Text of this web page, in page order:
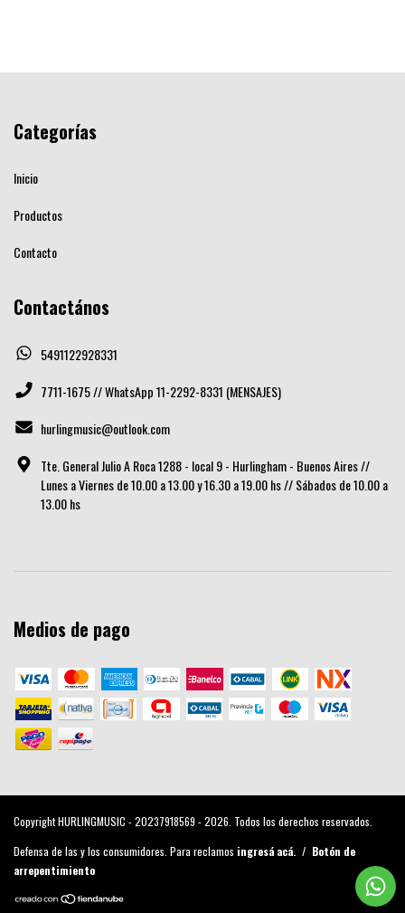
Categorías
Inicio
Productos
Contacto
Contactános
5491122928331
7711-1675 // WhatsApp 11-2292-8331 (MENSAJES)
hurlingmusic@outlook.com
Tte. General Julio A Roca 1288 - local 9 - Hurlingham - Buenos Aires //
Lunes a Viernes de 10.00 a 13.00 y 16.30 a 19.00 hs // Sábados de 10.00 a
13.00 hs
Medios de pago
Copyright HURLINGMUSIC - 20237918569 - 2026. Todos los derechos reservados.
Defensa de las y los consumidores. Para reclamos ingresá acá. / Botón de
arrepentimiento